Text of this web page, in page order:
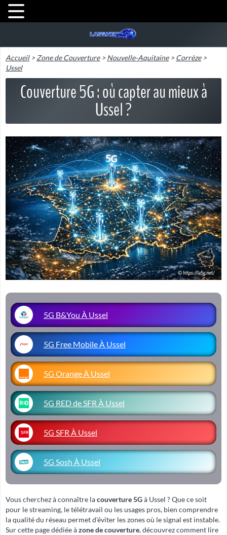
Accueil>Zone de Couverture>Nouvelle-Aquitaine>Corrèze>
Ussel
Couverture 5G : où capter au mieux à
Ussel ?
5G B&You À Ussel
5G Free Mobile À Ussel
5G Orange À Ussel
5G RED de SFR À Ussel
5G SFR À Ussel
5G Sosh À Ussel
Vous cherchez à connaître lacouverture 5Gà Ussel ? Que ce soit
pour le streaming, le télétravail ou les usages pros, bien comprendre
la qualité du réseau permet d'éviter les zones où le signal est instable.
Sur cette page dédiée àzone de couverture, découvrez comment lire